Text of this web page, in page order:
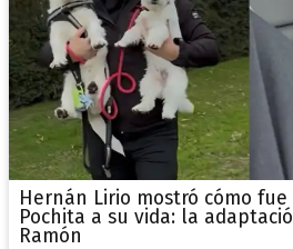
Hernán Lirio mostró cómo
Pochita a su vida: la
Ramón